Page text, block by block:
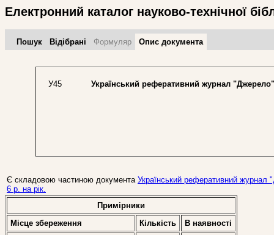
Електронний каталог науково-технічної
Пошук Відібрані Формуляр Опис документа
У45 Український реферативний журнал "Джерело"
Є складовою частиною документа Український реферативний
6 р. на рік.
Примірники
Місце збереження
Кількість
В наявностi